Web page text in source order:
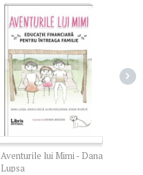
Aventurile lui Mimi - Dana
Lupsa